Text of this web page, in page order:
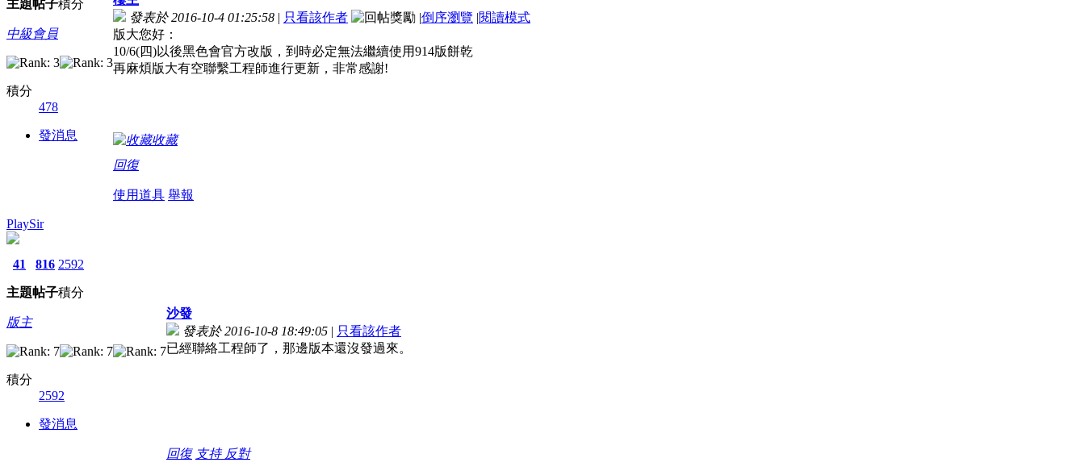
主題帖子積分
中級會員
積分
478
發消息
發表於 2016-10-4 01:25:58 | 只看該作者 |倒序瀏覽 |閱讀模式
版大您好：
10/6(四)以後黑色會官方改版，到時必定無法繼續使用914版餅乾
再麻煩版大有空聯繫工程師進行更新，非常感謝!
收藏
回復
使用道具 舉報
PlaySir
41
主題
816
帖子
2592
積分
版主
積分
2592
發消息
沙發
發表於 2016-10-8 18:49:05 | 只看該作者
已經聯絡工程師了，那邊版本還沒發過來。
回復 支持 反對